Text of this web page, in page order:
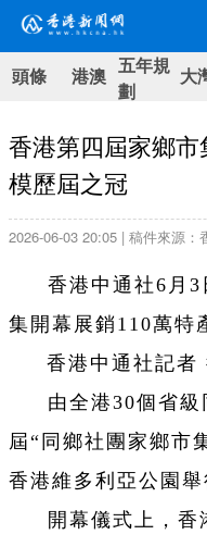
頭條 港澳 五年規
劃
大
香港第四屆家鄉
模歷屆之冠
2026-06-03 20:05 | 稿件來源：
香港中通社6月
集開幕展銷110萬特
香港中通社記者
由全港30個省
屆“同鄉社團家鄉市
香港維多利亞公園舉
開幕儀式上，香